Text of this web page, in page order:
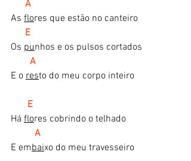
A
As flores que estão no canteiro
E
Os punhos e os pulsos cortados
  A
E o resto do meu corpo inteiro
E
Há flores cobrindo o telhado
A
E embaixo do meu travesseiro